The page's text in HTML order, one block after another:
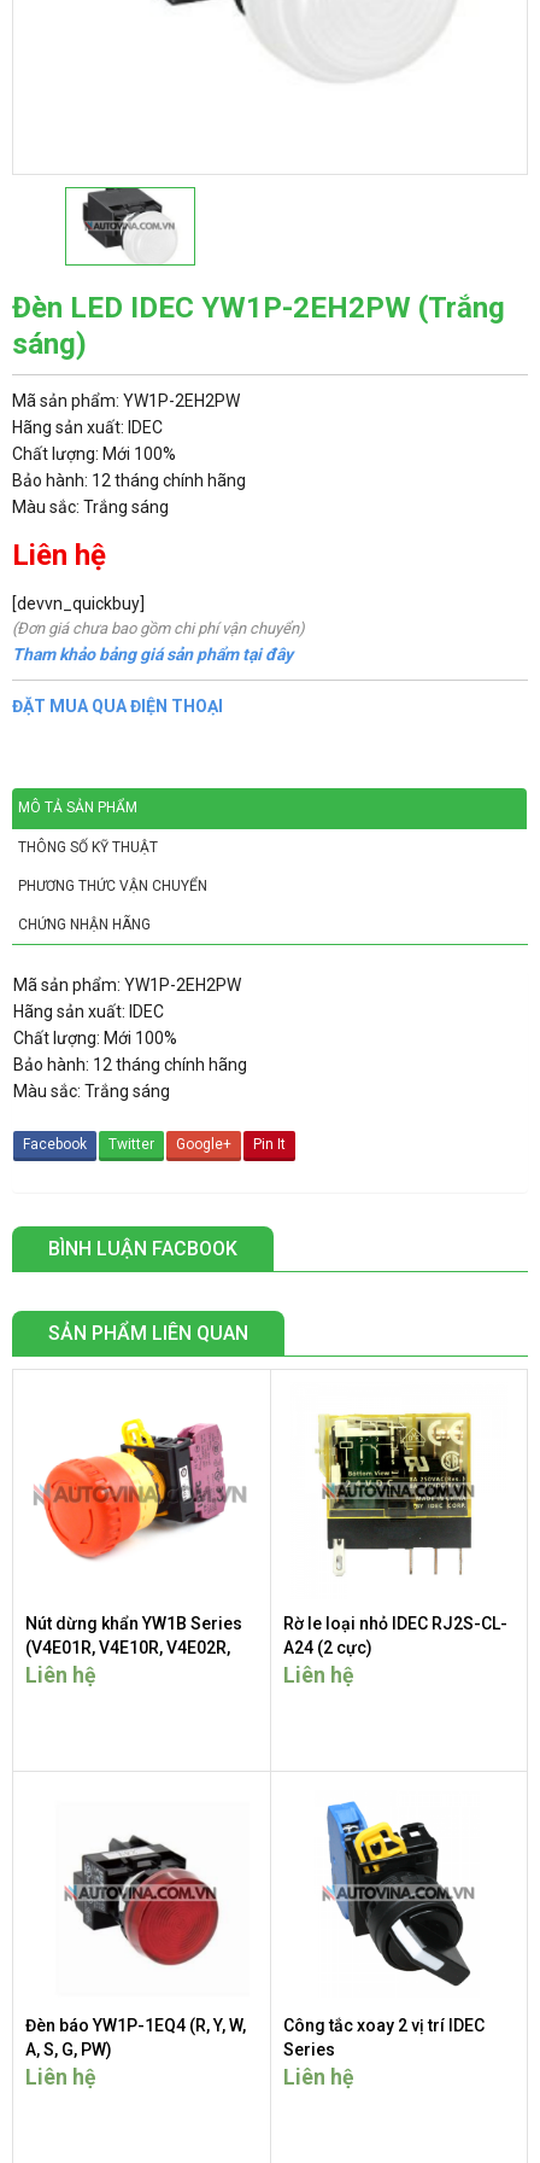
Đèn LED IDEC YW1P-2EH2PW (Trắng
sáng)
Mã sản phẩm: YW1P-2EH2PW
Hãng sản xuất: IDEC
Chất lượng: Mới 100%
Bảo hành: 12 tháng chính hãng
Màu sắc: Trắng sáng
Liên hệ
[devvn_quickbuy]
(Đơn giá chưa bao gồm chi phí vận chuyển)
Tham khảo bảng giá sản phẩm tại đây
ĐẶT MUA QUA ĐIỆN THOẠI
MÔ TẢ SẢN PHẨM
THÔNG SỐ KỸ THUẬT
PHƯƠNG THỨC VẬN CHUYỂN
CHỨNG NHẬN HÃNG
Mã sản phẩm: YW1P-2EH2PW
Hãng sản xuất: IDEC
Chất lượng: Mới 100%
Bảo hành: 12 tháng chính hãng
Màu sắc: Trắng sáng
Facebook Twitter Google+ Pin It
BÌNH LUẬN FACBOOK
SẢN PHẨM LIÊN QUAN
Nút dừng khẩn YW1B Series
(V4E01R, V4E10R, V4E02R,
V4E20R, V4E11R)
Liên hệ
Rờ le loại nhỏ IDEC RJ2S-CL-
A24 (2 cực)
Liên hệ
Đèn báo YW1P-1EQ4 (R, Y, W,
A, S, G, PW)
Liên hệ
Công tắc xoay 2 vị trí IDEC
Series
Liên hệ